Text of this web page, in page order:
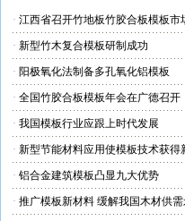
· 江西省召开竹地板竹胶合板模板市
· 新型竹木复合模板研制成功
· 阳极氧化法制备多孔氧化铝模板
· 全国竹胶合板模板年会在广德召开
· 我国模板行业应跟上时代发展
· 新型节能材料应用使模板技术获得
· 铝合金建筑模板凸显九大优势
· 推广模板新材料 缓解我国木材供